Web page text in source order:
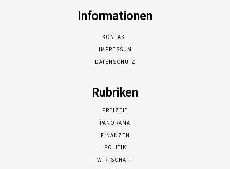
Informationen
KONTAKT
IMPRESSUM
DATENSCHUTZ
Rubriken
FREIZEIT
PANORAMA
FINANZEN
POLITIK
WIRTSCHAFT